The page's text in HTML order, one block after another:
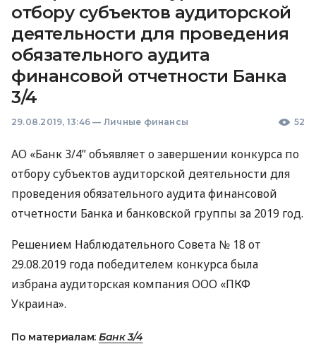
отбору субъектов аудиторской
деятельности для проведения
обязательного аудита
финансовой отчетности Банка
3/4
29.08.2019, 13:46 — Личные финансы 52
АО «Банк 3/4” объявляет о завершении конкурса по
отбору субъектов аудиторской деятельности для
проведения обязательного аудита финансовой
отчетности Банка и банковской группы за 2019 год.
Решением Наблюдательного Совета № 18 от
29.08.2019 года победителем конкурса была
избрана аудиторская компанияООО «ПКФ
Украина».
По материалам: Банк 3/4